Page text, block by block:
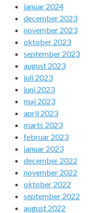
januar 2024
december 2023
november 2023
oktober 2023
september 2023
august 2023
juli 2023
juni 2023
maj 2023
april 2023
marts 2023
februar 2023
januar 2023
december 2022
november 2022
oktober 2022
september 2022
august 2022